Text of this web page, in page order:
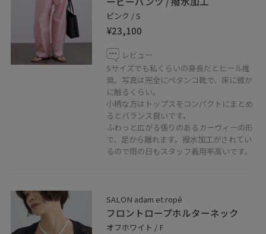
SALON adam et ropé アトレ恵比寿店
東京都渋谷区恵比寿南1丁目6-1
ピンク / S
¥23,100
レビュー
Sサイズでも私くらいの身長だとヒール推
奨。写真は完全にペタンコ靴で、床に微か
に触るくらい。
小柄な方はトップスをコンパクトにまとめ
るとバランス良いです。
ふわっと広がる張りのあるカーヴィーの形
で、足から離れます。撥水加工がされてい
るので雨の日もスタッフ着用率高いです。
SALON adam et ropé
フロントロープホルターネック
オフホワイト / F